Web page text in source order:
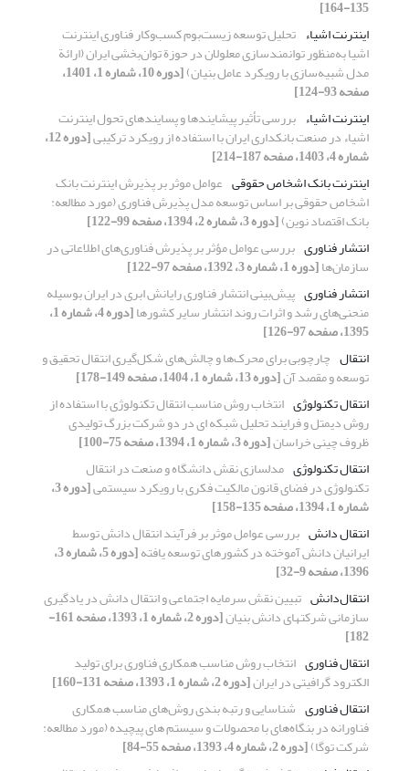
135-164]
اینترنت اشیاء تحلیل توسعه زیست‌بوم کسب‌وکار فناوری اینترنت
اشیا به‌منظور توانمندسازی معلولان در حوزة توان‌بخشی ایران (ارائة
مدل شبیه‌سازی با رویکرد عامل بنیان) [دوره 10، شماره 1، 1401،
صفحه 93-124]
اینترنت اشیاء بررسی تأثیر پیشایندها و پسایندهای تحول اینترنت
اشیاء در صنعت بانکداری ایران با استفاده از رویکرد ترکیبی [دوره 12،
شماره 4، 1403، صفحه 187-214]
اینترنت بانک اشخاص حقوقی عوامل موثر بر پذیرش اینترنت بانک
اشخاص حقوقی بر اساس توسعه مدل پذیرش فناوری (مورد مطالعه:
بانک اقتصاد نوین)[دوره 3، شماره 2، 1394، صفحه 99-122]
انتشار فناوری بررسی عوامل مؤثر بر پذیرش فناوری‌های اطلاعاتی در
سازمان‌ها[دوره 1، شماره 3، 1392، صفحه 97-122]
انتشار فناوری پیش‌بینی انتشار فناوری رایانش ابری در ایران بوسیله
منحنی‌های رشد و اثرات روند انتشار سایر کشورها [دوره 4، شماره 1،
1395، صفحه 97-126]
انتقال چارچوبی برای محرک‌‌ها و چالش‌های شکل‌گیری انتقال تحقیق و
توسعه و مقصد آن[دوره 13، شماره 1، 1404، صفحه 149-178]
انتقال تکنولوژی انتخاب روش مناسب انتقال تکنولوژی با استفاده از
روش دیمتل و فرایند تحلیل شبکه ای در دو شرکت بزرگ تولیدی
ظروف چینی خراسان[دوره 3، شماره 1، 1394، صفحه 75-100]
انتقال تکنولوژی مدلسازی نقش دانشگاه و صنعت در انتقال
تکنولوژی در فضای قانون مالکیت فکری با رویکرد سیستمی [دوره 3،
شماره 1، 1394، صفحه 135-158]
انتقال دانش بررسی عوامل موثر بر فرآیند انتقال دانش توسط
ایرانیان دانش آموخته در کشورهای توسعه یافته [دوره 5، شماره 3،
1396، صفحه 9-32]
انتقال‌دانش تبیین نقش سرمایه اجتماعی و انتقال دانش در یادگیری
سازمانی شرکتهای دانش بنیان [دوره 2، شماره 1، 1393، صفحه 161-
182]
انتقال فناوری انتخاب روش مناسب همکاری فناوری برای تولید
الکترود گرافیتی در ایران[دوره 2، شماره 1، 1393، صفحه 131-160]
انتقال فناوری شناسایی و رتبه بندی روش‌های مناسب همکاری
فناورانه در بنگاه‌های با محصولات و سیستم های پیچیده (مورد مطالعه:
شرکت توگا)[دوره 2، شماره 4، 1393، صفحه 55-84]